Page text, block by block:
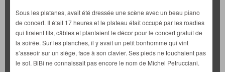
Sous les platanes, avait été dressée une scène avec un beau piano
de concert. Il était 17 heures et le plateau était occupé par les roadies
qui tiraient fils, câbles et plantaient le décor pour le concert gratuit de
la soirée. Sur les planches, il y avait un petit bonhomme qui vint
s’asseoir sur un siège, face à son clavier. Ses pieds ne touchaient pas
le sol. BiBi ne connaissait pas encore le nom de Michel Petrucciani.